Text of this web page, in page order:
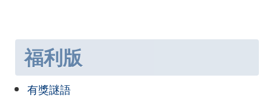
福利版
有獎謎語